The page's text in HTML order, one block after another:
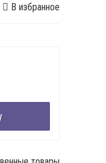
В избранное